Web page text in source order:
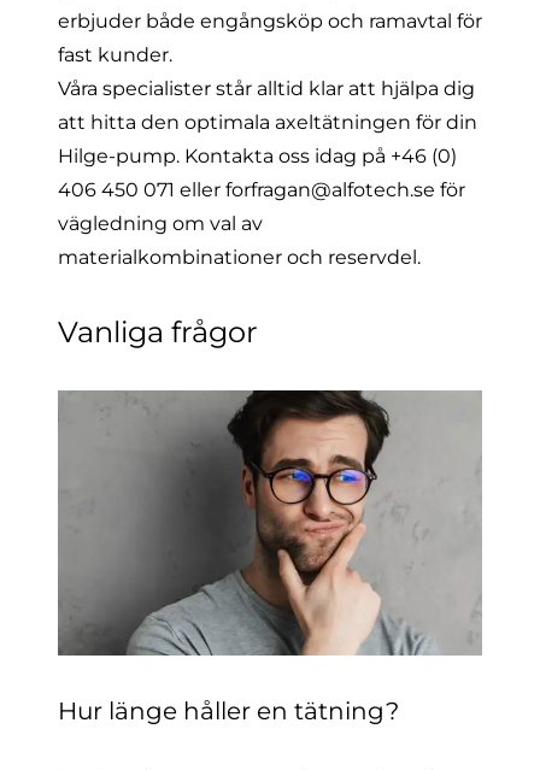
erbjuder både engångsköp och ramavtal för
fast kunder.
Våra specialister står alltid klar att hjälpa dig
att hitta den optimala axeltätningen för din
Hilge-pump. Kontakta oss idag på +46 (0)
406 450 071 eller forfragan@alfotech.se för
vägledning om val av
materialkombinationer och reservdel.
Vanliga frågor
Hur länge håller en tätning?